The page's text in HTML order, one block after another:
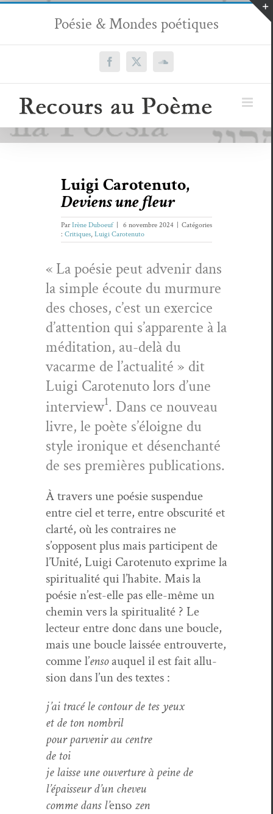
Passer
contenu
Poésie & Mondes poétiques
Facebook
X SoundCloud
Luigi Carotenuto,
Deviens une fleur
ParIrène Duboeuf 6 novembre 2024
Catégories
: Critiques, Luigi Carotenuto
« La poésie peut advenir dans
la sim­ple écoute du mur­mure
des choses, c’est un exer­ci­ce
d’attention qui s’apparente à la
médi­ta­tion, au-delà du
vacarme de l’actualité » dit
Lui­gi Carotenu­to lors d’une
inter­view1. Dans ce nou­veau
livre, le poète s’éloigne du
style ironique et désen­chan­té
de ses pre­mières publications.
À tra­vers une poésie sus­pendue
entre ciel et terre, entre obscu­rité et
clarté, où les con­traires ne
s’opposent plus mais par­ticipent de
l’Unité, Lui­gi Carotenu­to exprime la
spir­i­tu­al­ité qui l’habite. Mais la
poésie n’est-elle pas elle-même un
chemin vers la spir­i­tu­al­ité ? Le
lecteur entre donc dans une boucle,
mais une boucle lais­sée entrou­verte,
comme l’ensoauquel il est fait allu­
sion dans l’un des textes :
j’ai tracé le con­tour de tes yeux
et de ton nombril
pour par­venir au centre
de toi
je laisse une ouver­ture à peine de
l’épaisseur d’un cheveu
comme dans l’ensozen